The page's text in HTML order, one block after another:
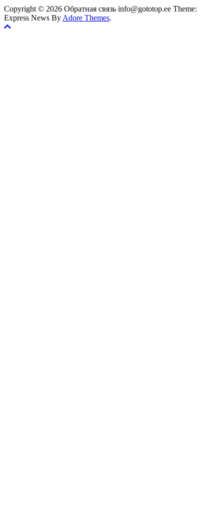
Copyright © 2026 Обратная связь info@gototop.ee Theme:
Express News By Adore Themes.